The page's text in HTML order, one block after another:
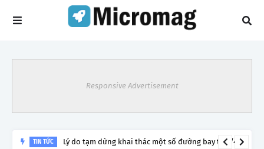
Responsive Advertisement
TIN TỨC Lý do tạm dừng khai thác một số đường bay từ 1/4